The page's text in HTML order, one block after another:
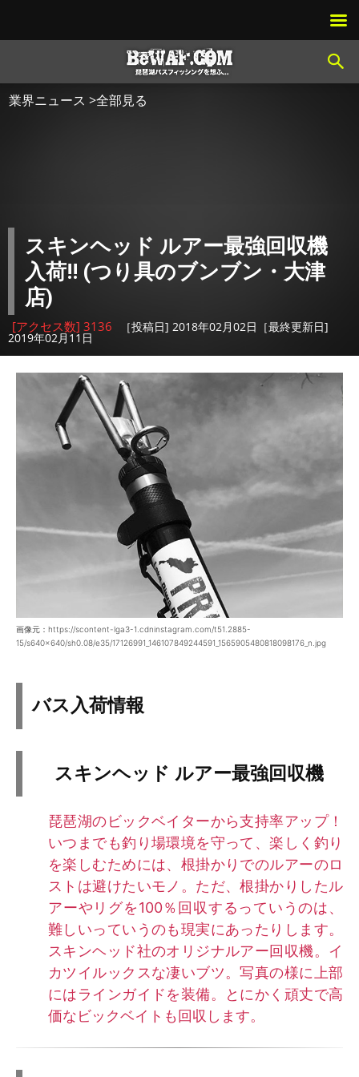
業界ニュース >全部見る
スキンヘッド ルアー最強回収機
入荷!! (つり具のブンブン・大津
店)
[アクセス数] 3136 ［投稿日] 2018年02月02日［最終更新日]
2019年02月11日
画像元：https://scontent-lga3-1.cdninstagram.com/t51.2885-
15/s640x640/sh0.08/e35/17126991_146107849244591_1565905480818098176_n.jpg
バス入荷情報
スキンヘッド ルアー最強回収機
琵琶湖のビックベイターから支持率アップ！
いつまでも釣り場環境を守って、楽しく釣り
を楽しむためには、根掛かりでのルアーのロ
ストは避けたいモノ。ただ、根掛かりしたル
アーやリグを100％回収するっていうのは、
難しいっていうのも現実にあったりします。
スキンヘッド社のオリジナルアー回収機。イ
カツイルックスな凄いブツ。写真の様に上部
にはラインガイドを装備。とにかく頑丈で高
価なビックベイトも回収します。